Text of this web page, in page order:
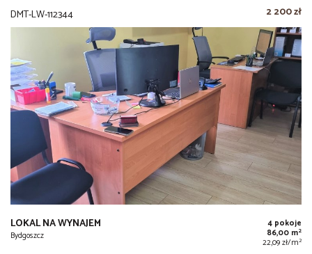
DMT-LW-112344 2 200 zł
LOKAL NA WYNAJEM
Bydgoszcz
4 pokoje
86,00 m2
22,09 zł/m2